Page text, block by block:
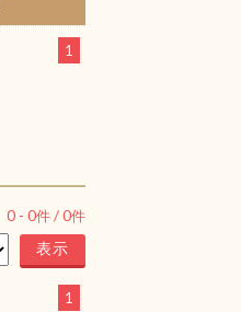
1
0 - 0件 /0件
1